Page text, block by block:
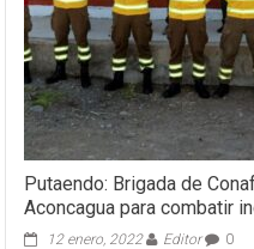
Putaendo: Brigada de
Aconcagua para combatir
12 enero, 2022 Editor 0